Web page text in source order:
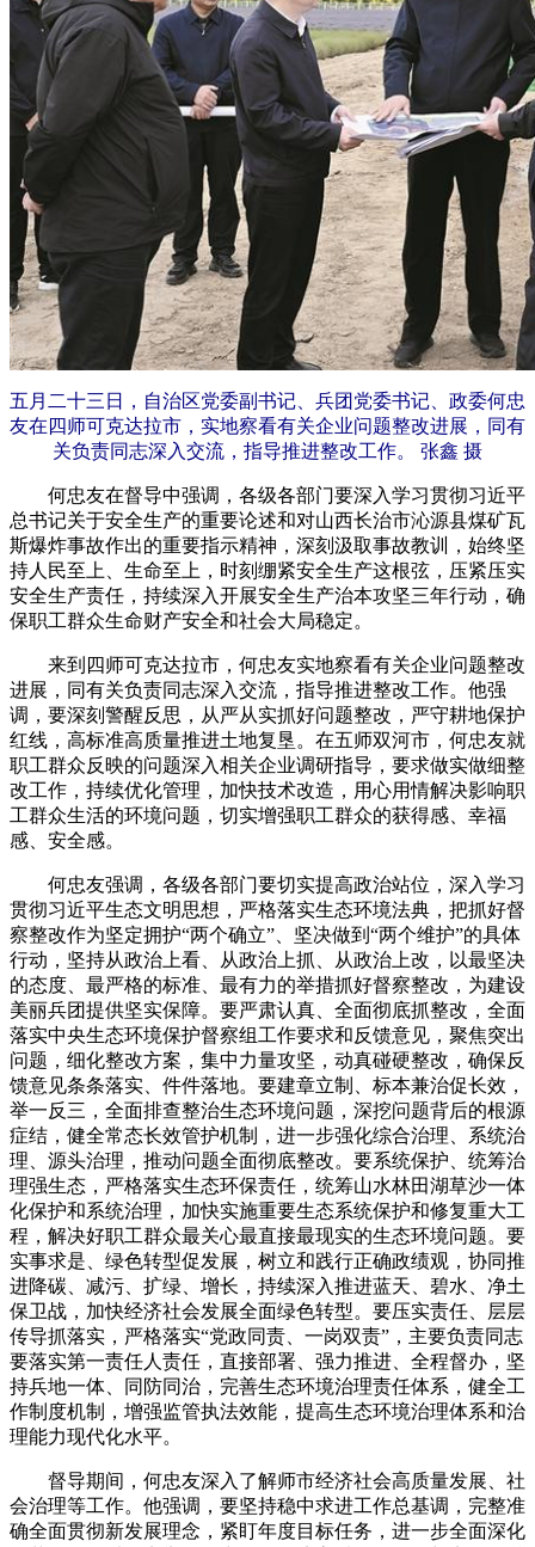
五月二十三日，自治区党委副书记、兵团党委书记、政委何忠
友在四师可克达拉市，实地察看有关企业问题整改进展，同有
关负责同志深入交流，指导推进整改工作。 张鑫 摄
何忠友在督导中强调，各级各部门要深入学习贯彻习近平
总书记关于安全生产的重要论述和对山西长治市沁源县煤矿瓦
斯爆炸事故作出的重要指示精神，深刻汲取事故教训，始终坚
持人民至上、生命至上，时刻绷紧安全生产这根弦，压紧压实
安全生产责任，持续深入开展安全生产治本攻坚三年行动，确
保职工群众生命财产安全和社会大局稳定。
来到四师可克达拉市，何忠友实地察看有关企业问题整改
进展，同有关负责同志深入交流，指导推进整改工作。他强
调，要深刻警醒反思，从严从实抓好问题整改，严守耕地保护
红线，高标准高质量推进土地复垦。在五师双河市，何忠友就
职工群众反映的问题深入相关企业调研指导，要求做实做细整
改工作，持续优化管理，加快技术改造，用心用情解决影响职
工群众生活的环境问题，切实增强职工群众的获得感、幸福
感、安全感。
何忠友强调，各级各部门要切实提高政治站位，深入学习
贯彻习近平生态文明思想，严格落实生态环境法典，把抓好督
察整改作为坚定拥护“两个确立”、坚决做到“两个维护”的具体
行动，坚持从政治上看、从政治上抓、从政治上改，以最坚决
的态度、最严格的标准、最有力的举措抓好督察整改，为建设
美丽兵团提供坚实保障。要严肃认真、全面彻底抓整改，全面
落实中央生态环境保护督察组工作要求和反馈意见，聚焦突出
问题，细化整改方案，集中力量攻坚，动真碰硬整改，确保反
馈意见条条落实、件件落地。要建章立制、标本兼治促长效，
举一反三，全面排查整治生态环境问题，深挖问题背后的根源
症结，健全常态长效管护机制，进一步强化综合治理、系统治
理、源头治理，推动问题全面彻底整改。要系统保护、统筹治
理强生态，严格落实生态环保责任，统筹山水林田湖草沙一体
化保护和系统治理，加快实施重要生态系统保护和修复重大工
程，解决好职工群众最关心最直接最现实的生态环境问题。要
实事求是、绿色转型促发展，树立和践行正确政绩观，协同推
进降碳、减污、扩绿、增长，持续深入推进蓝天、碧水、净土
保卫战，加快经济社会发展全面绿色转型。要压实责任、层层
传导抓落实，严格落实“党政同责、一岗双责”，主要负责同志
要落实第一责任人责任，直接部署、强力推进、全程督办，坚
持兵地一体、同防同治，完善生态环境治理责任体系，健全工
作制度机制，增强监管执法效能，提高生态环境治理体系和治
理能力现代化水平。
督导期间，何忠友深入了解师市经济社会高质量发展、社
会治理等工作。他强调，要坚持稳中求进工作总基调，完整准
确全面贯彻新发展理念，紧盯年度目标任务，进一步全面深化